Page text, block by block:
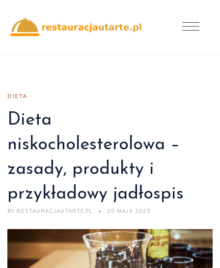
DIETA
Dieta
niskocholesterolowa –
zasady, produkty i
przykładowy jadłospis
BY RESTAURACJAUTARTE.PL 20 MAJA 2025